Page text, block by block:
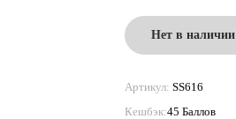
Нет в наличии
Артикул: SS616
Кешбэк:45 Баллов